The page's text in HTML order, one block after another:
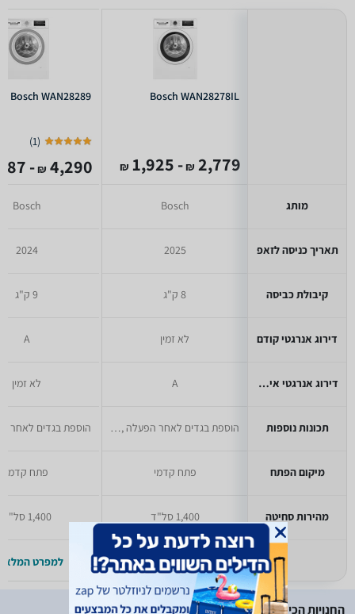
מותג
תאריך כניסה לזאפ
קיבולת כביסה
דירוג אנרגטי קודם
דירוג אנרגטי אירופאי
תכונות נוספות
מיקום הפתח
מהירות סחיטה
Bosch WAN28278IL
2,779
₪
- 1,925
₪
Bosch
2025
8 ק"ג
לא זמין
A
הוספת בגדים לאחר הפעלה ,טיימר הפעלה מאוחרת
פתח קדמי
1,400 סל"ד
למפרט המלא >>
Bosch WAN28289
(
1
)
4,290
₪
- 1,887
Bosch
2024
9 ק"ג
A
לא זמין
פתח קדמי
1,400 סל"ד
למפרט המלא
החנויות הכי זולות